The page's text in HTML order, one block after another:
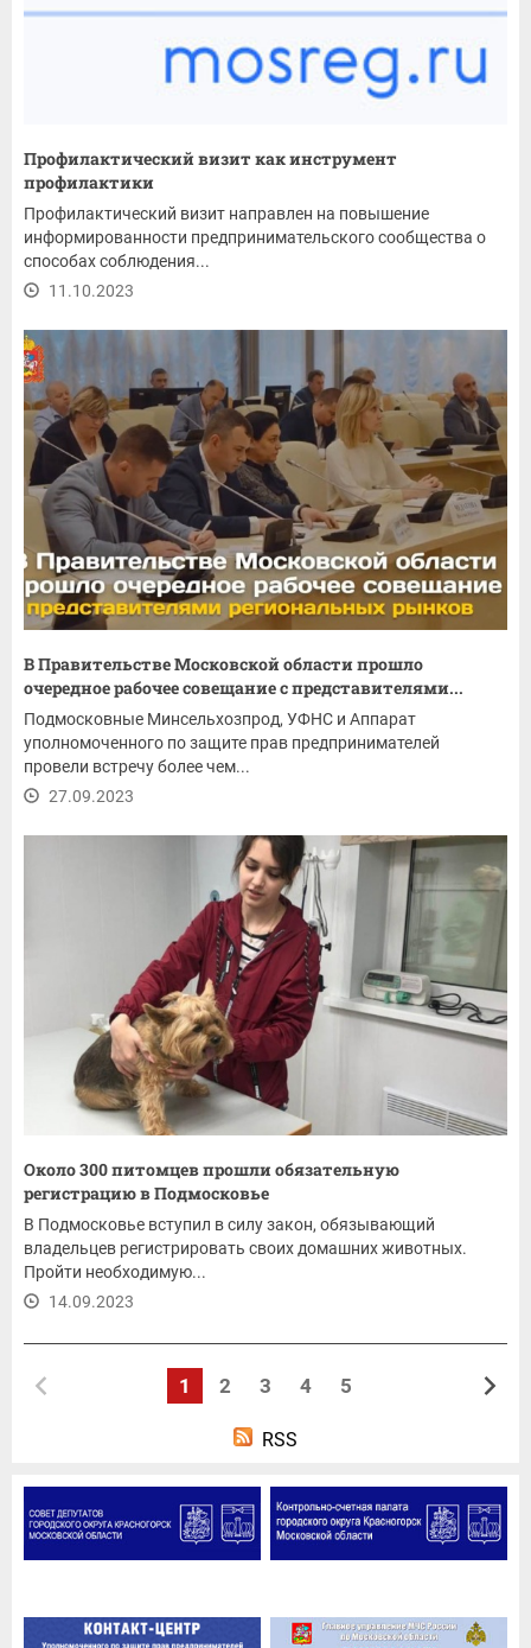
Профилактический визит как инструмент
профилактики
Профилактический визит направлен на повышение
информированности предпринимательского сообщества о
способах соблюдения...
11.10.2023
В Правительстве Московской области прошло
очередное рабочее совещание с представителями...
Подмосковные Минсельхозпрод, УФНС и Аппарат
уполномоченного по защите прав предпринимателей
провели встречу более чем...
27.09.2023
Около 300 питомцев прошли обязательную
регистрацию в Подмосковье
В Подмосковье вступил в силу закон, обязывающий
владельцев регистрировать своих домашних животных.
Пройти необходимую...
14.09.2023
1 2 3 4 5
RSS